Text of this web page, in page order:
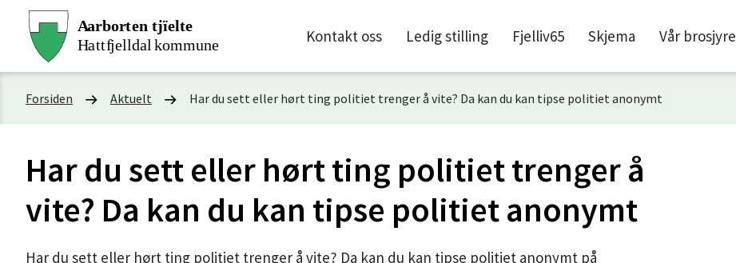
Hattfjelldal
kommune
Kontakt oss Ledig stilling Fjelliv65 Skjema Vår brosjyre
Du
her:
Forsiden Aktuelt Har du sett eller hørt ting politiet trenger å vite? Da kan du kan tipse politiet anonymt
Har du sett eller hørt ting politiet trenger å
vite? Da kan du kan tipse politiet anonymt
Har du sett eller hørt ting politiet trenger å vite? Da kan du kan tipse politiet anonymt på